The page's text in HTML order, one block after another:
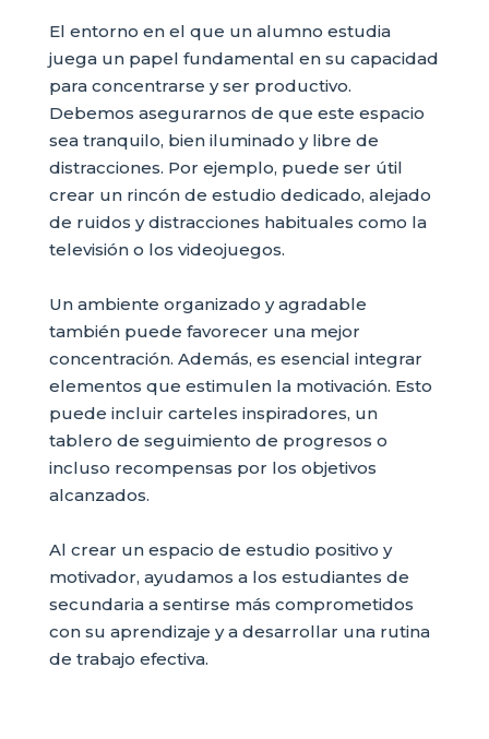
El entorno en el que un alumno estudia
juega un papel fundamental en su capacidad
para concentrarse y ser productivo.
Debemos asegurarnos de que este espacio
sea tranquilo, bien iluminado y libre de
distracciones. Por ejemplo, puede ser útil
crear un rincón de estudio dedicado, alejado
de ruidos y distracciones habituales como la
televisión o los videojuegos.
Un ambiente organizado y agradable
también puede favorecer una mejor
concentración. Además, es esencial integrar
elementos que estimulen la motivación. Esto
puede incluir carteles inspiradores, un
tablero de seguimiento de progresos o
incluso recompensas por los objetivos
alcanzados.
Al crear un espacio de estudio positivo y
motivador, ayudamos a los estudiantes de
secundaria a sentirse más comprometidos
con su aprendizaje y a desarrollar una rutina
de trabajo efectiva.